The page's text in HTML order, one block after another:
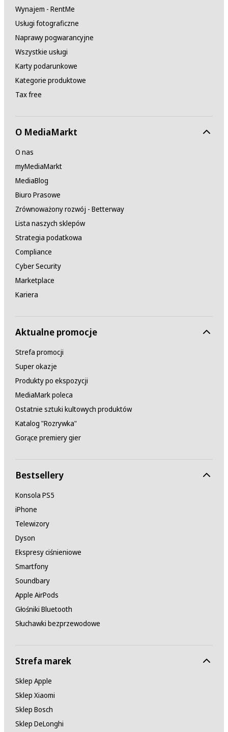
Wynajem - RentMe
Usługi fotograficzne
Naprawy pogwarancyjne
Wszystkie usługi
Karty podarunkowe
Kategorie produktowe
Tax free
O MediaMarkt
O nas
myMediaMarkt
MediaBlog
Biuro Prasowe
Zrównoważony rozwój - Betterway
Lista naszych sklepów
Strategia podatkowa
Compliance
Cyber Security
Marketplace
Kariera
Aktualne promocje
Strefa promocji
Super okazje
Produkty po ekspozycji
MediaMark poleca
Ostatnie sztuki kultowych produktów
Katalog "Rozrywka"
Gorące premiery gier
Bestsellery
Konsola PS5
iPhone
Telewizory
Dyson
Ekspresy ciśnieniowe
Smartfony
Soundbary
Apple AirPods
Głośniki Bluetooth
Słuchawki bezprzewodowe
Strefa marek
Sklep Apple
Sklep Xiaomi
Sklep Bosch
Sklep DeLonghi